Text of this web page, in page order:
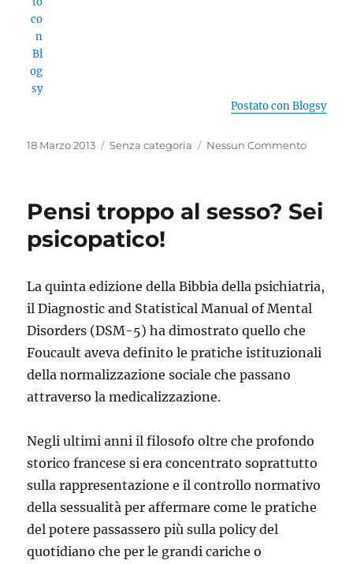
Postato con Blogsy
Pubblicato
18 Marzo 2013 Categorie
Senza categoria Nessun Commento
Pensi troppo al sesso? Sei
psicopatico!
La quinta edizione della Bibbia della psichiatria,
il Diagnostic and Statistical Manual of Mental
Disorders (DSM-5) ha dimostrato quello che
Foucault aveva definito le pratiche istituzionali
della normalizzazione sociale che passano
attraverso la medicalizzazione.
Negli ultimi anni il filosofo oltre che profondo
storico francese si era concentrato soprattutto
sulla rappresentazione e il controllo normativo
della sessualità per affermare come le pratiche
del potere passassero più sulla policy del
quotidiano che per le grandi cariche o